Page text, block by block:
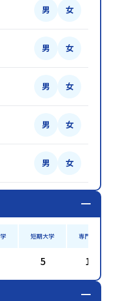
男 女
男 女
男 女
男 女
男 女
短期大学 専門学校
5 14